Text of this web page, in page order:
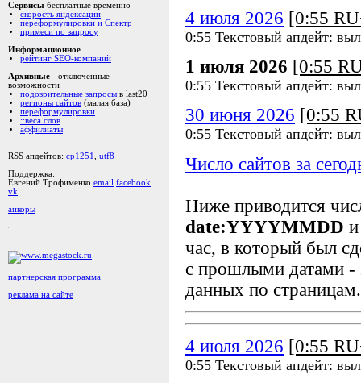
Сервисы бесплатные временно
скорость яндексации
переформулировки и Спектр
примеси по запросу
Информационное
рейтинг SEO-компаний
Архивные - отключенные
возможности
подозрительные запросы в last20
регионы сайтов (малая база)
переформулировки
::веса слов
аффилиаты
RSS апдейтов: cp1251
utf8
Поддержка:
Евгений Трофименко email facebook
vk
анкоры
партнерская программа
реклама на сайте
4 июля 2026 [0:55
0:55 Текстовый апдейт:
1 июля 2026 [0:55
0:55 Текстовый апдейт:
30 июня 2026 [0:55
0:55 Текстовый апдейт:
Число сайтов за
Ниже приводится
date:YYYYMMDD
час, в который был
с прошлыми датами -
данных по страницам.
4 июля 2026 [0:55
0:55 Текстовый апдейт: